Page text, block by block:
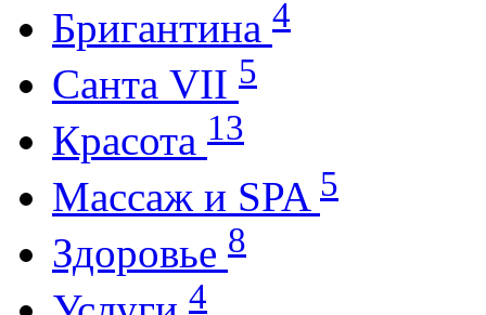
Бригантина 4
Санта VII 5
Красота 13
Массаж и SPA 5
Здоровье 8
4